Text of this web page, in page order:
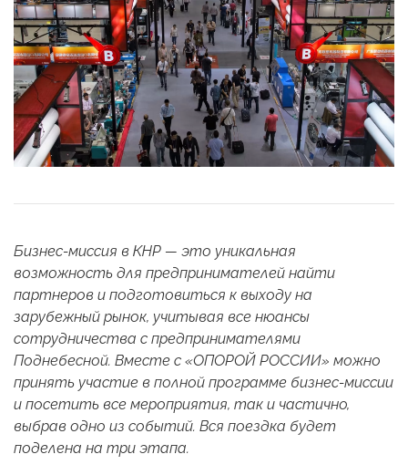
Бизнес-миссия в КНР — это уникальная
возможность для предпринимателей найти
партнеров и подготовиться к выходу на
зарубежный рынок, учитывая все нюансы
сотрудничества с предпринимателями
Поднебесной. Вместе с «ОПОРОЙ РОССИИ» можно
принять участие в полной программе бизнес-миссии
и посетить все мероприятия, так и частично,
выбрав одно из событий. Вся поездка будет
поделена на три этапа.